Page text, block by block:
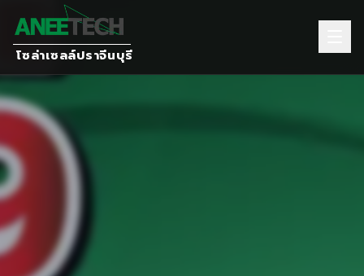
โซล่าเซลล์ปราจีนบุรี